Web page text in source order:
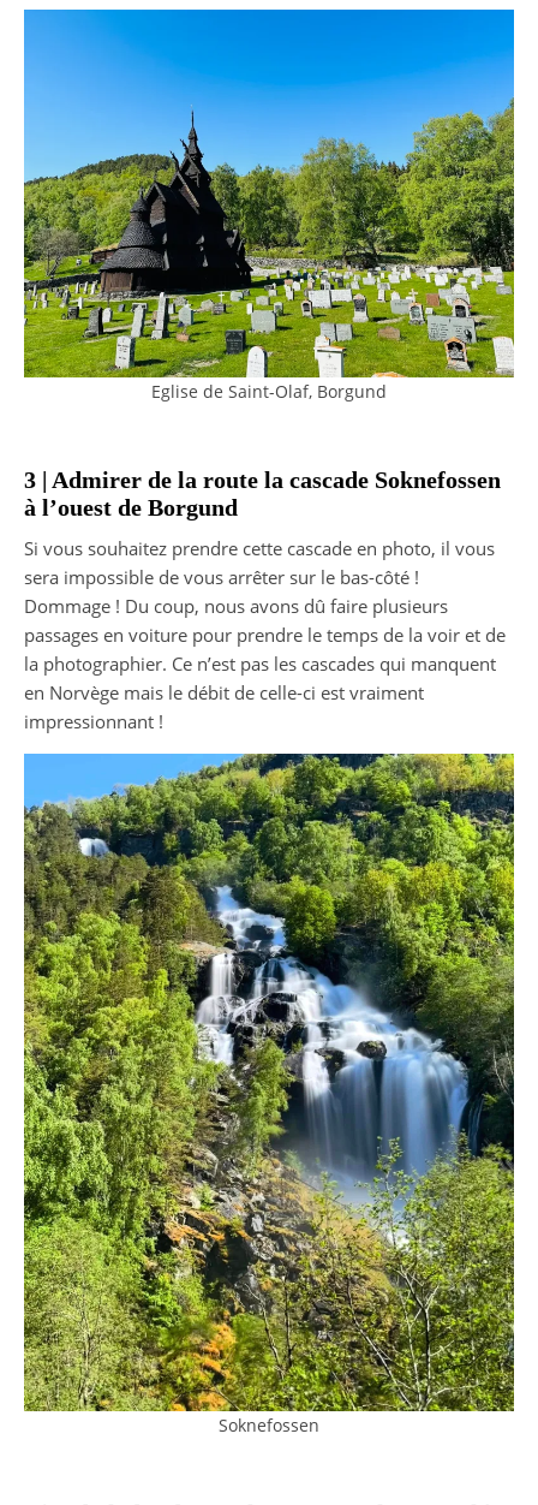
Eglise de Saint-Olaf, Borgund
3 | Admirer de la route la cascade Soknefossen
à l’ouest de Borgund
Si vous souhaitez prendre cette cascade en photo, il vous
sera impossible de vous arrêter sur le bas-côté !
Dommage ! Du coup, nous avons dû faire plusieurs
passages en voiture pour prendre le temps de la voir et de
la photographier. Ce n’est pas les cascades qui manquent
en Norvège mais le débit de celle-ci est vraiment
impressionnant !
Soknefossen